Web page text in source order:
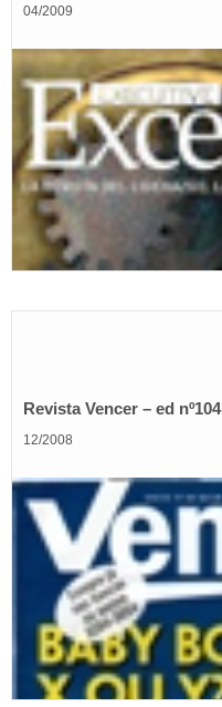
04/2009
Revista Vencer – ed nº104
12/2008